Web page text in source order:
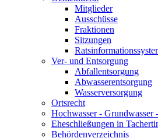
Mitglieder
Ausschüsse
Fraktionen
Sitzungen
Ver- und Entsorgung
Abfallentsorgung
Abwasserentsorgung
Wasserversorgung
Ortsrecht
Hochwasser - Grundwasser
Eheschließungen in
Behördenverzeichnis